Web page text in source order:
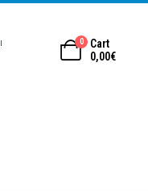
0
Cart
0,00€